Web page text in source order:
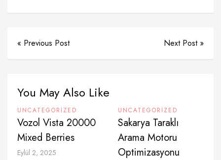
« Previous Post Next Post »
You May Also Like
UNCATEGORIZED
Vozol Vista 20000
Mixed Berries
Eylül 2, 2025
UNCATEGORIZED
Sakarya Taraklı
Arama Motoru
Optimizasyonu